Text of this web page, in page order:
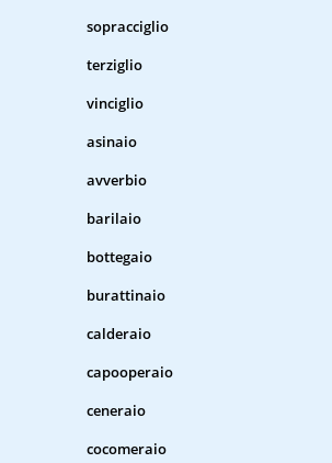
sopracciglio
terziglio
vinciglio
asinaio
avverbio
barilaio
bottegaio
burattinaio
calderaio
capooperaio
ceneraio
cocomeraio